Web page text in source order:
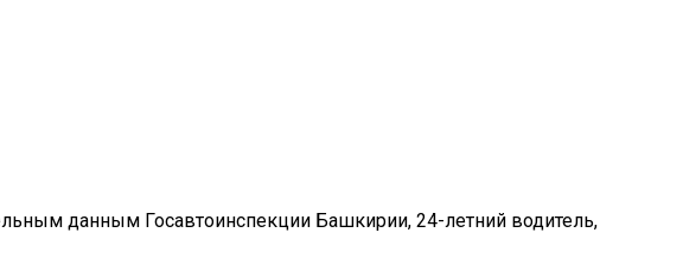
данным Госавтоинспекции Башкирии, 24-летний водитель,